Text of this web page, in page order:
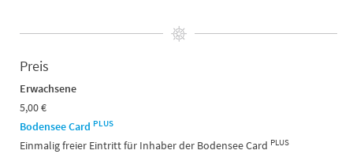
Preis
Erwachsene
5,00 €
Bodensee Card PLUS
Einmalig freier Eintritt für Inhaber der Bodensee Card PLUS